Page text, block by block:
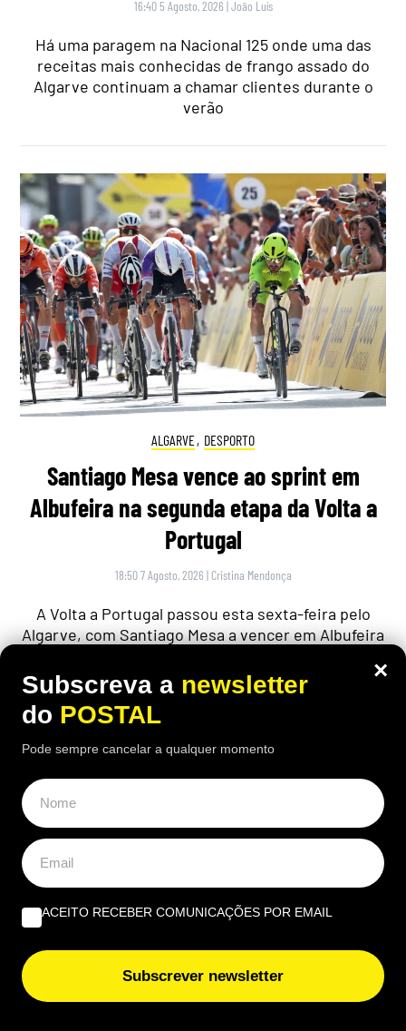
16:40 5 Agosto, 2026 |João Luís
Há uma paragem na Nacional 125 onde uma das
receitas mais conhecidas de frango assado do
Algarve continuam a chamar clientes durante o
verão
ALGARVE, DESPORTO
Santiago Mesa vence ao sprint em
Albufeira na segunda etapa da Volta a
Portugal
18:50 7 Agosto, 2026 | Cristina Mendonça
A Volta a Portugal passou esta sexta-feira pelo
Algarve, com Santiago Mesa a vencer em Albufeira
×
Subscreva a newsletter
do POSTAL
Pode sempre cancelar a qualquer momento
ACEITO RECEBER COMUNICAÇÕES POR EMAIL
Subscrever newsletter